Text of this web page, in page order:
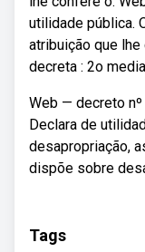
utilidade pública.
atribuição que
decreta : 2o
Web — decreto
Declara de
desapropriação,
dispõe sobre
Tags